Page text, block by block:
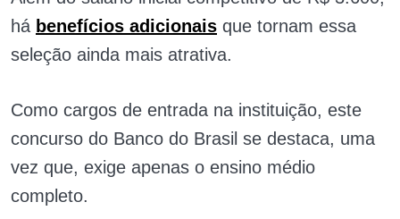
há benefícios adicionais que tornam essa
seleção ainda mais atrativa.
Como cargos de entrada na instituição, este
concurso do Banco do Brasil se destaca, uma
vez que, exige apenas o ensino médio
completo.